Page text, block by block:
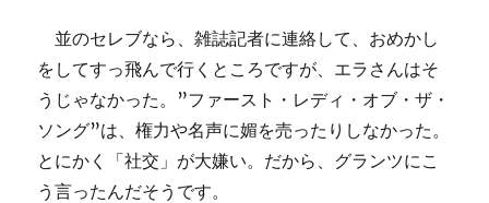
並のセレブなら、雑誌記者に連絡して、おめかし
をしてすっ飛んで行くところですが、エラさんはそ
うじゃなかった。”ファースト・レディ・オブ・ザ・
ソング”は、権力や名声に媚を売ったりしなかった。
とにかく「社交」が大嫌い。だから、グランツにこ
う言ったんだそうです。